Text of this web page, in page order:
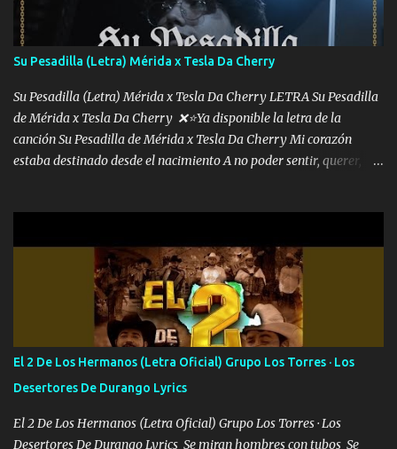
me fajó una Glock siempre armado todas las generaciones yo
traigo El chiste es que hago lo que quiero pues así soy me mandó
yo tengo el control a todos yo les paro el dedo soy hocicon un
malcriado un malandrón Que Les importa no saben nada falsas
las risas las que me miran hay gente corriente no quieren ve...
Su Pesadilla (Letra) Mérida x Tesla Da Cherry
Su Pesadilla (Letra) Mérida x Tesla Da Cherry LETRA Su Pesadilla
de Mérida x Tesla Da Cherry ❌⭐Ya disponible la letra de la
canción Su Pesadilla de Mérida x Tesla Da Cherry Mi corazón
estaba destinado desde el nacimiento A no poder sentir, querer,
algunas que no lo entiendan Porque ahora soy su pesadilla, lo sé
Soy yo la octava maravilla, no lo niegues Tengo de rodillas a otras
cien Y por más que quieran no me detienen Soy yo la mente que
más brilla, lo ves Pa' mi la vida es tan sencilla No lo entenderías en
tu vida, y está bien Porque lo que tengo nadie lo tiene Una me está
escribiendo y la otra me va a llamar Quiere que vaya a verla y que
la invite a cenar Otras más me están pidiendo que las saque a
bailar Pero es que tengo un par de conciertos más que llenar Se
mueven solo por el interés P...
El 2 De Los Hermanos (Letra Oficial) Grupo Los Torres · Los
Desertores De Durango Lyrics
El 2 De Los Hermanos (Letra Oficial) Grupo Los Torres · Los
Desertores De Durango Lyrics Se miran hombres con tubos Se